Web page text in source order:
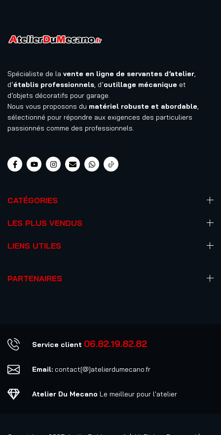
Spécialiste de la vente en ligne de servantes d’atelier,
d’établis professionnels, d’outillage mécanique et
d’objets décoratifs pour garage.
Nous vous proposons du matériel robuste et abordable,
sélectionné pour répondre aux exigences des particuliers
passionnés comme des professionnels.
CATÉGORIES
LES PLUS VENDUS
LIENS UTILES
PARTENAIRES
Service client 06.82.19.82.82
Email: contact[@]atelierdumecano.fr
Atelier Du Mecano Le meilleur pour l'atelier